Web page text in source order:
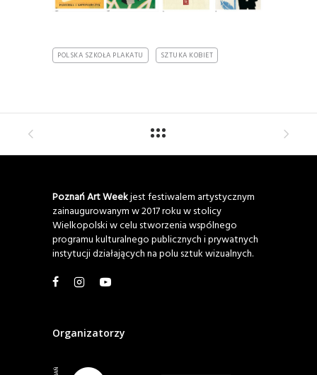
POLSKA SZKOŁA PLAKATU SZTUKA KOBIET
Poznań Art Weekjest festiwalem artystycznym
zainaugurowanym w 2017 roku w stolicy
Wielkopolski w celu stworzenia wspólnego
programu kulturalnego publicznych i prywatnych
instytucji działających na polu sztuk wizualnych.
Organizatorzy